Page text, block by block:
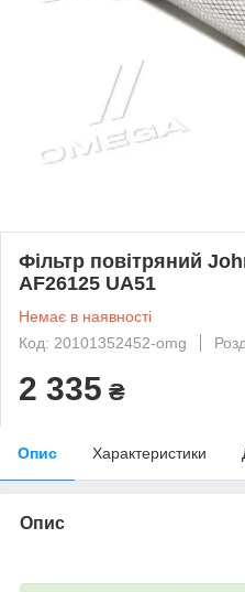
Фільтр повітряний
AF26125 UA51
Немає в наявності
Код: 20101352452-omg
2 335 ₴
Опис Характеристики
Опис